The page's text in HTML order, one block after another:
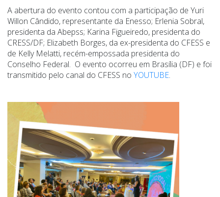
A abertura do evento contou com a participação de Yuri
Willon Cândido, representante da Enesso; Erlenia Sobral,
presidenta da Abepss; Karina Figueiredo, presidenta do
CRESS/DF; Elizabeth Borges, da ex-presidenta do CFESS e
de Kelly Melatti, recém-empossada presidenta do
Conselho Federal. O evento ocorreu em Brasília (DF) e foi
transmitido pelo canal do CFESS no YOUTUBE.